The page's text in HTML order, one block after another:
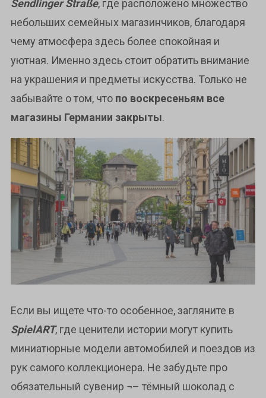
Sendlinger Straße, где расположено множество
небольших семейных магазинчиков, благодаря
чему атмосфера здесь более спокойная и
уютная. Именно здесь стоит обратить внимание
на украшения и предметы искусства. Только не
забывайте о том, что по воскресеньям все
магазины Германии закрыты.
Если вы ищете что-то особенное, загляните в
SpielART, где ценители истории могут купить
миниатюрные модели автомобилей и поездов из
рук самого коллекционера. Не забудьте про
обязательный сувенир ¬– тёмный шоколад с